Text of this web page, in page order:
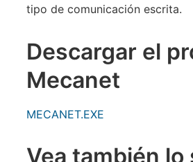
tipo de comunicación escrita.
Descargar el
Mecanet
MECANET.EXE
Vea también lo